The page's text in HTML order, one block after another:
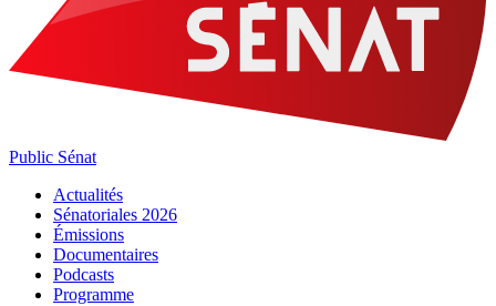
Public Sénat
Actualités
Sénatoriales 2026
Émissions
Documentaires
Podcasts
Programme